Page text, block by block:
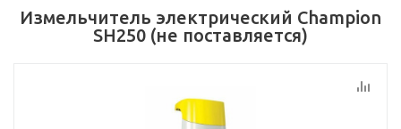
Измельчитель электрический Champion
SH250 (не поставляется)